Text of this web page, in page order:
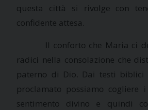
questa città si rivolge con
confidente attesa.
Il conforto che Maria ci
radici nella consolazione che
paterno di Dio. Dai testi biblici
proclamato possiamo
sentimento divino e quindi